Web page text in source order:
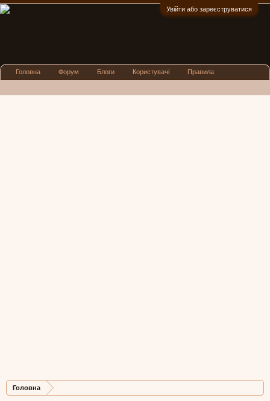
Увійти або зареєструватися
Головна
Головна Форум Блоги Користувачі Правила